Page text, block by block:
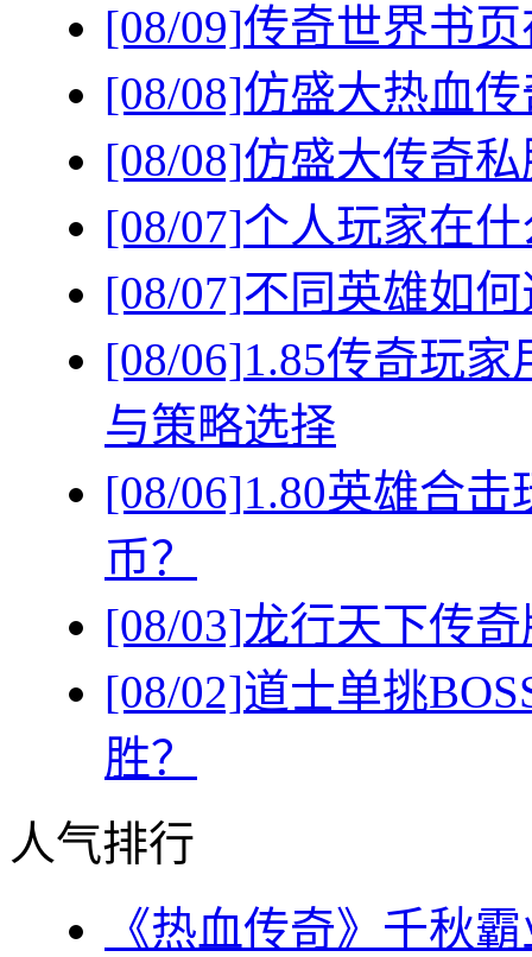
[08/09]传奇世界书
[08/08]仿盛大热血
[08/08]仿盛大传奇
[08/07]个人玩家在
[08/07]不同英雄如
[08/06]1.85传奇玩
与策略选择
[08/06]1.80英雄合
币？
[08/03]龙行天下传
[08/02]道士单挑
胜？
人气排行
《热血传奇》千秋